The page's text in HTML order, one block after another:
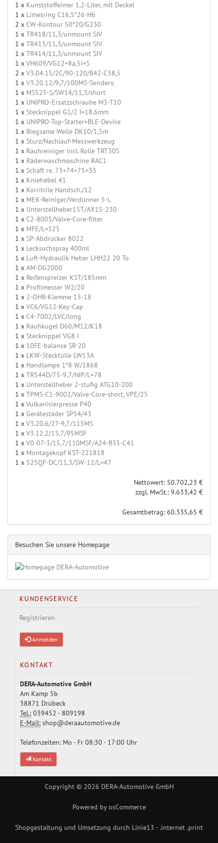
1 x Kunststoffeimer 1,2-Liter, mit Deckel
1 x Limesring C16,5*26-H6
2 x CW-Kontour 50*20/G230
1 x TR418/11,3/unmount SIV
1 x TR413/11,3/unmount SIV
1 x TR414/11,3/unmount SIV
1 x VH609/VG12+8a,5i+S
2 x V3.04.15/2C/90-120/B42-C38,5
1 x V3.20.12/9,7/100MS-Sonderv.
1 x MS525-S/SW14/11,3/short
1 x UNIPRO-Ersatzschraube M3-T10
1 x Stecknippel G1/2 I=18,6mm
1 x UNIPRO-Top-Starter+BLE-Device
1 x Biegsame Welle DK10/1,5m
1 x Sturz/Nachlauf-Messwerkzeug
1 x Rauhreiniger incl. Rolle TRT30S
1 x Räderwaschmaschine RAC1
1 x Schaft re. 73+74+75+33
1 x Kniehebel 41
1 x Korritrile Handsch./12
1 x MEK-Reiniger/Verdünner 5-L
1 x Unterstellheber15T/AX15-230
1 x C2-8005/Valve-Core-filter
1 x MFE/L=125
1 x SP-Abdrücker 8022
1 x Lecksuchspray 400ml
1 x Luft-Hydraulik Heber LHH22 20 To
1 x AM-DG2000
1 x Reifenspreizer KST/185mm
1 x Profilmesser W2/20
1 x 2-OHR-Klemme 15-18
1 x VC6/VG12-Key-Cap
1 x C4-7002/LVC/long
1 x Rauhkugel D60/M12/K18
1 x Stecknippel VG8 I
1 x 10FE-balance SR-20
1 x LKW-Stecktülle LW13A
1 x Handlampe 1*8 W/1868
1 x TR544D/75-9,7/NIP/L=78
1 x Unterstellheber 2-stufig ATG10-200
1 x TPMS-C1-9002/Valve-Core-short, VPE/25
1 x Vulkanisierpresse P40
1 x Gerätestäder SP54/43
1 x V3.20.6/27-9,7/115MS
1 x V3.12.2/15,7/95MSF
1 x V0-07-3/15,7/110MSF/A24-B35-C41
1 x Montagekopf KST-221818
1 x 525QF-DC/11,3/SW-12/L=47
Nettowert: 50.702,23 €
zzgl. MwSt.: 9.633,42 €
Gesamtbetrag: 60.335,65 €
Besuchen Sie unsere Homepage
KUNDENSERVICE
Registrieren
Anmelden
KONTAKT
DERA-Automotive GmbH
Am Kamp 5b
38871 Drübeck
Tel.: 039452 - 809198
E-Mail: shop@deraautomotive.de
Telefonzeiten: Mo - Fr 08:30 - 17:00 Uhr
Kontakt
Copyright © 2026 DERA-Automotive GmbH
Powered byosCommerce
Shopgestaltung und Umsetzung durch Linie13 - .internet .print